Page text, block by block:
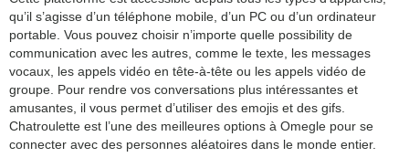
qu’il s’agisse d’un téléphone mobile, d’un PC ou d’un ordinateur
portable. Vous pouvez choisir n’importe quelle possibility de
communication avec les autres, comme le texte, les messages
vocaux, les appels vidéo en tête-à-tête ou les appels vidéo de
groupe. Pour rendre vos conversations plus intéressantes et
amusantes, il vous permet d’utiliser des emojis et des gifs.
Chatroulette est l’une des meilleures options à Omegle pour se
connecter avec des personnes aléatoires dans le monde entier.